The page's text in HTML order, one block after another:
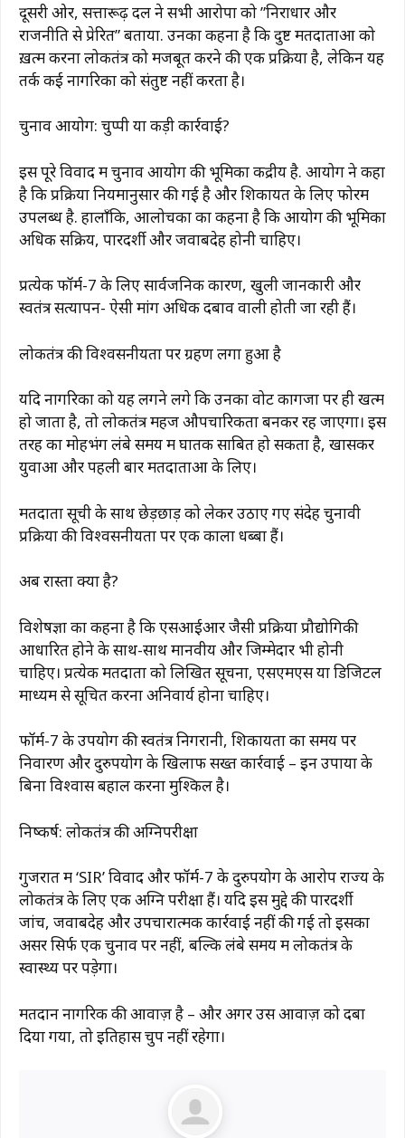
दूसरी ओर, सत्तारूढ़ दल ने सभी आरोपों को ”निराधार और
राजनीति से प्रेरित” बताया. उनका कहना है कि दुष्ट मतदाताओं को
ख़त्म करना लोकतंत्र को मजबूत करने की एक प्रक्रिया है, लेकिन यह
तर्क कई नागरिकों को संतुष्ट नहीं करता है।
चुनाव आयोग: चुप्पी या कड़ी कार्रवाई?
इस पूरे विवाद में चुनाव आयोग की भूमिका केंद्रीय है. आयोग ने कहा
है कि प्रक्रिया नियमानुसार की गई है और शिकायत के लिए फोरम
उपलब्ध है. हालाँकि, आलोचकों का कहना है कि आयोग की भूमिका
अधिक सक्रिय, पारदर्शी और जवाबदेह होनी चाहिए।
प्रत्येक फॉर्म-7 के लिए सार्वजनिक कारण, खुली जानकारी और
स्वतंत्र सत्यापन- ऐसी मांगें अधिक दबाव वाली होती जा रही हैं।
लोकतंत्र की विश्वसनीयता पर ग्रहण लगा हुआ है
यदि नागरिकों को यह लगने लगे कि उनका वोट कागजों पर ही खत्म
हो जाता है, तो लोकतंत्र महज औपचारिकता बनकर रह जाएगा। इस
तरह का मोहभंग लंबे समय में घातक साबित हो सकता है, खासकर
युवाओं और पहली बार मतदाताओं के लिए।
मतदाता सूची के साथ छेड़छाड़ को लेकर उठाए गए संदेह चुनावी
प्रक्रिया की विश्वसनीयता पर एक काला धब्बा हैं।
अब रास्ता क्या है?
विशेषज्ञों का कहना है कि एसआईआर जैसी प्रक्रिया प्रौद्योगिकी
आधारित होने के साथ-साथ मानवीय और जिम्मेदार भी होनी
चाहिए। प्रत्येक मतदाता को लिखित सूचना, एसएमएस या डिजिटल
माध्यम से सूचित करना अनिवार्य होना चाहिए।
फॉर्म-7 के उपयोग की स्वतंत्र निगरानी, ​​शिकायतों का समय पर
निवारण और दुरुपयोग के खिलाफ सख्त कार्रवाई – इन उपायों के
बिना विश्वास बहाल करना मुश्किल है।
निष्कर्ष: लोकतंत्र की अग्निपरीक्षा
गुजरात में ‘SIR’ विवाद और फॉर्म-7 के दुरुपयोग के आरोप राज्य के
लोकतंत्र के लिए एक अग्नि परीक्षा हैं। यदि इस मुद्दे की पारदर्शी
जांच, जवाबदेह और उपचारात्मक कार्रवाई नहीं की गई तो इसका
असर सिर्फ एक चुनाव पर नहीं, बल्कि लंबे समय में लोकतंत्र के
स्वास्थ्य पर पड़ेगा।
मतदान नागरिक की आवाज़ है – और अगर उस आवाज़ को दबा
दिया गया, तो इतिहास चुप नहीं रहेगा।